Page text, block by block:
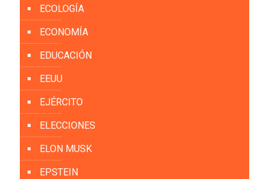
ECOLOGÍA
ECONOMÍA
EDUCACIÓN
EEUU
EJÉRCITO
ELECCIONES
ELON MUSK
EPSTEIN